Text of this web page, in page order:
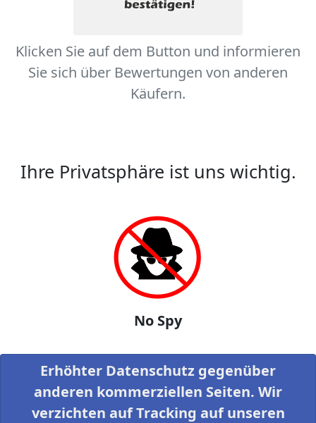
Klicken Sie auf dem Button und informieren
Sie sich über Bewertungen von anderen
Käufern.
Ihre Privatsphäre ist uns wichtig.
No Spy
Erhöhter Datenschutz gegenüber
anderen kommerziellen Seiten. Wir
verzichten auf Tracking auf unseren